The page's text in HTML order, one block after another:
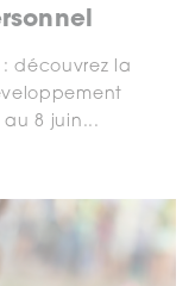
découvrez la
au 8 juin...